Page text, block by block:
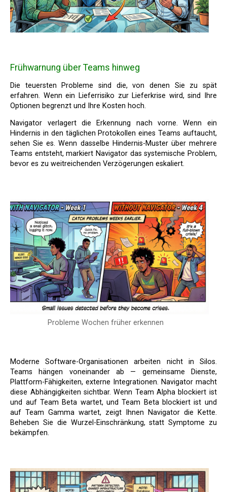
Frühwarnung über Teams hinweg
Die teuersten Probleme sind die, von denen Sie zu spät
erfahren. Wenn ein Lieferrisiko zur Lieferkrise wird, sind Ihre
Optionen begrenzt und Ihre Kosten hoch.
Navigator verlagert die Erkennung nach vorne. Wenn ein
Hindernis in den täglichen Protokollen eines Teams auftaucht,
sehen Sie es. Wenn dasselbe Hindernis-Muster über mehrere
Teams entsteht, markiert Navigator das systemische Problem,
bevor es zu weitreichenden Verzögerungen eskaliert.
Probleme Wochen früher erkennen
Moderne Software-Organisationen arbeiten nicht in Silos.
Teams hängen voneinander ab — gemeinsame Dienste,
Plattform-Fähigkeiten, externe Integrationen. Navigator macht
diese Abhängigkeiten sichtbar. Wenn Team Alpha blockiert ist
und auf Team Beta wartet, und Team Beta blockiert ist und
auf Team Gamma wartet, zeigt Ihnen Navigator die Kette.
Beheben Sie die Wurzel-Einschränkung, statt Symptome zu
bekämpfen.